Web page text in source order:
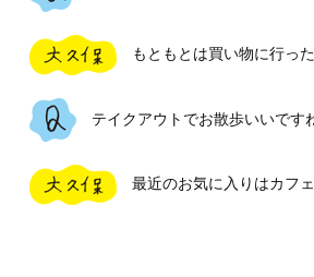
もともとは買い物に行った
テイクアウトでお散歩いいです
最近のお気に入りはカフェ